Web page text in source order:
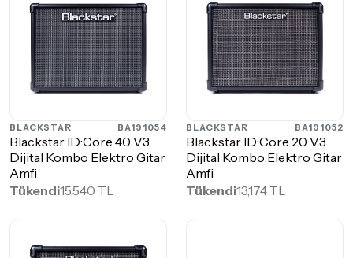
BLACKSTAR BA191054
Blackstar ID:Core 40 V3
Dijital Kombo Elektro Gitar
Amfi
Tükendi15,540 TL
BLACKSTAR BA191052
Blackstar ID:Core 20 V3
Dijital Kombo Elektro Gitar
Amfi
Tükendi13,174 TL